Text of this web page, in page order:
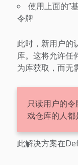
使用上面的”
令牌
此时，新用户的
库。这将允许任
为库获取，而无
只读用户的
戏仓库的人都
此解决方案在